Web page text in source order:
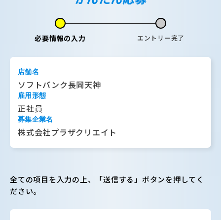
必要情報の入力 エントリー完了
店舗名
ソフトバンク長岡天神
雇用形態
正社員
募集企業名
株式会社プラザクリエイト
全ての項目を入力の上、「送信する」ボタンを押してく
ださい。